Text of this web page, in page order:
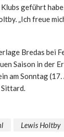
geführt
„Ich freue
Bredas bei
Saison in der
am Sonntag
Sittard.
Lewis Holtby